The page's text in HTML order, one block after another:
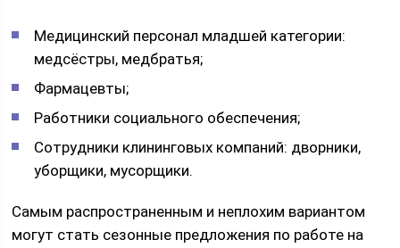
Медицинский персонал младшей категории:
медсёстры, медбратья;
Фармацевты;
Работники социального обеспечения;
Сотрудники клининговых компаний: дворники,
уборщики, мусорщики.
Самым распространенным и неплохим вариантом
могут стать сезонные предложения по работе на